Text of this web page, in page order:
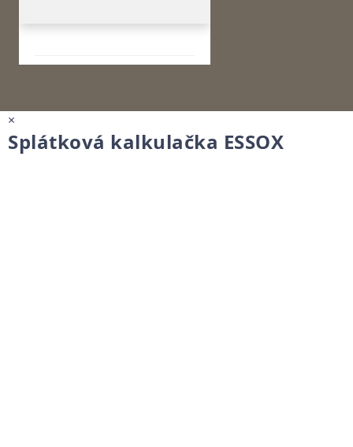
×
Splátková kalkulačka ESSOX